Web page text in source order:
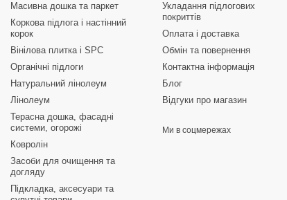
Масивна дошка та паркет
Коркова підлога і настінний
корок
Вінілова плитка і SPC
Органічні підлоги
Натуральний лінолеум
Лінолеум
Терасна дошка, фасадні
системи, огорожі
Ковролін
Засоби для очищення та
догляду
Підкладка, аксесуари та
Укладання підлогових
покриттів
Оплата і доставка
Обмін та повернення
Контактна інформація
Блог
Відгуки про магазин
Ми в соцмережах